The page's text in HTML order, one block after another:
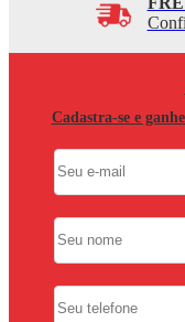
Cadastra-se e